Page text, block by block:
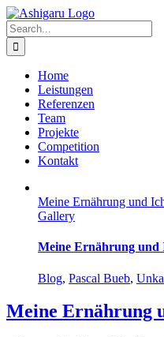
Skip
to
content
Search
for:
Home
Leistungen
Referenzen
Team
Projekte
Competition
Kontakt
Meine Ernährung und
Gallery
Meine Ernährung und
Blog, Pascal Bueb,
Meine Ernährung